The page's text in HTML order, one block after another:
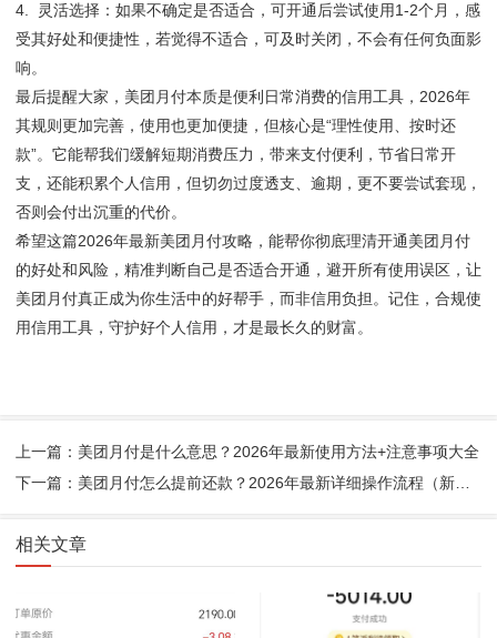
4. 灵活选择：如果不确定是否适合，可开通后尝试使用1-2个月，感
受其好处和便捷性，若觉得不适合，可及时关闭，不会有任何负面影
响。
最后提醒大家，美团月付本质是便利日常消费的信用工具，2026年
其规则更加完善，使用也更加便捷，但核心是“理性使用、按时还
款”。它能帮我们缓解短期消费压力，带来支付便利，节省日常开
支，还能积累个人信用，但切勿过度透支、逾期，更不要尝试套现，
否则会付出沉重的代价。
希望这篇2026年最新美团月付攻略，能帮你彻底理清开通美团月付
的好处和风险，精准判断自己是否适合开通，避开所有使用误区，让
美团月付真正成为你生活中的好帮手，而非信用负担。记住，合规使
用信用工具，守护好个人信用，才是最长久的财富。
上一篇：美团月付是什么意思？2026年最新使用方法+注意事项大全
相关文章